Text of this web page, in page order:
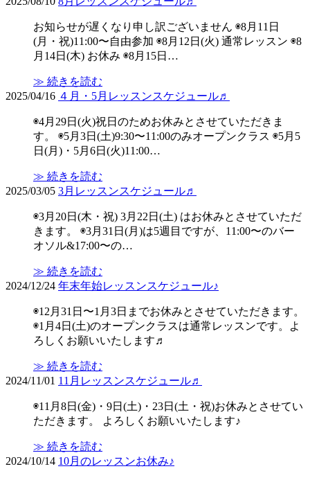
お知らせが遅くなり申し訳ございません ◉8月11日
(月・祝)11:00〜自由参加 ◉8月12日(火) 通常レッスン ◉8
月14日(木) お休み ◉8月15日…
≫ 続きを読む
2025/04/16 ４月・5月レッスンスケジュール♬
◉4月29日(火)祝日のためお休みとさせていただきま
す。 ◉5月3日(土)9:30〜11:00のみオープンクラス ◉5月5
日(月)・5月6日(火)11:00…
≫ 続きを読む
2025/03/05 3月レッスンスケジュール♬
◉3月20日(木・祝) 3月22日(土) はお休みとさせていただ
きます。 ◉3月31日(月)は5週目ですが、11:00〜のバー
オソル&17:00〜の…
≫ 続きを読む
2024/12/24 年末年始レッスンスケジュール♪
◉12月31日〜1月3日までお休みとさせていただきます。
◉1月4日(土)のオープンクラスは通常レッスンです。よ
ろしくお願いいたします♬
≫ 続きを読む
2024/11/01 11月レッスンスケジュール♬
◉11月8日(金)・9日(土)・23日(土・祝)お休みとさせてい
ただきます。 よろしくお願いいたします♪
≫ 続きを読む
2024/10/14 10月のレッスンお休み♪